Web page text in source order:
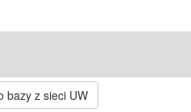
bazy z sieci UW